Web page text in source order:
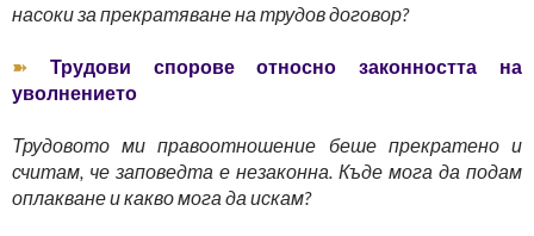
насоки за прекратяване на трудов договор?
➽ Трудови спорове относно законността на
уволнението
Трудовото ми правоотношение беше прекратено и
считам, че заповедта е незаконна. Къде мога да подам
оплакване и какво мога да искам?